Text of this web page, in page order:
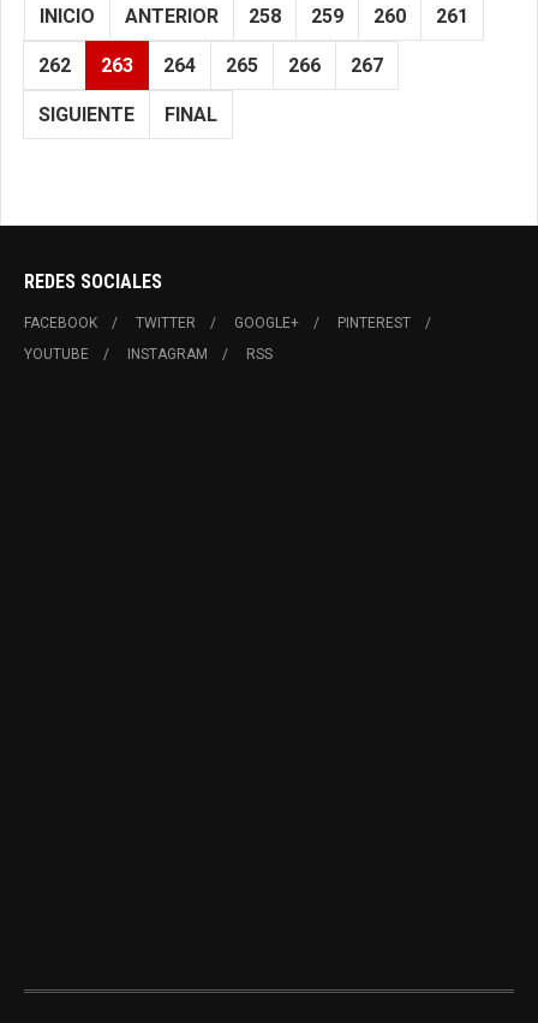
INICIO ANTERIOR 258 259 260 261
262 263 264 265 266 267
SIGUIENTE FINAL
REDES SOCIALES
FACEBOOK TWITTER GOOGLE+
PINTEREST
YOUTUBE
INSTAGRAM RSS